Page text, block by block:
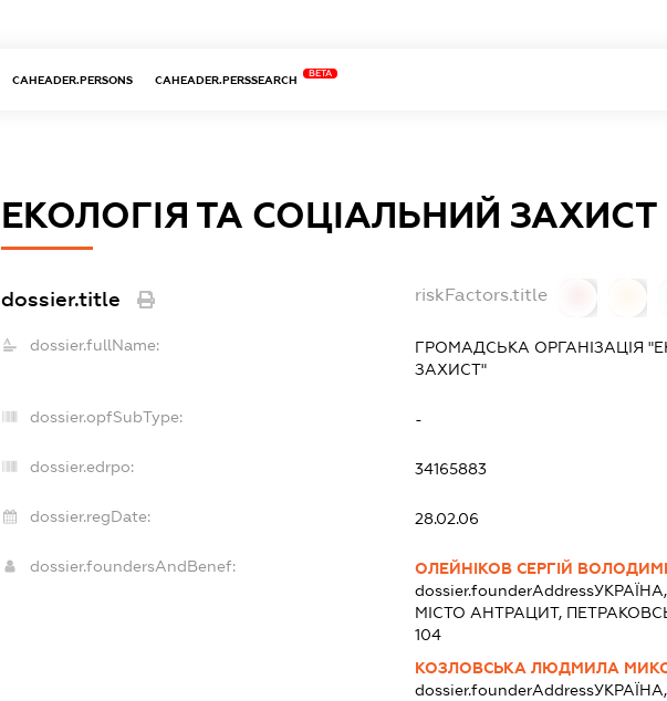
CAHEADER.PERSONS CAHEADER.PERSSEARCH
BETA
ЕКОЛОГІЯ ТА СОЦІАЛЬНИЙ ЗАХИСТ
dossier.title riskFactors.title
dossier.fullName:
ГРОМАДСЬКА ОРГАНІЗАЦІЯ
ЗАХИСТ"
dossier.opfSubType: -
dossier.edrpo: 34165883
dossier.regDate: 28.02.06
dossier.foundersAndBenef:
ОЛЕЙНІКОВ СЕРГІЙ
dossier.founderAddress
МІСТО АНТРАЦИТ,
104
КОЗЛОВСЬКА ЛЮДМИЛА
dossier.founderAddress